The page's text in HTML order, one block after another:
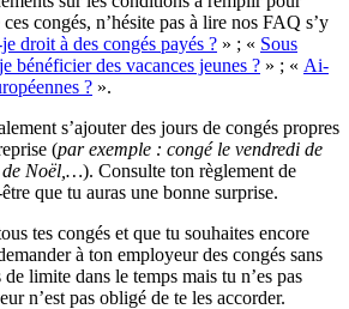
congés, n’hésite pas à lire nos FAQ s’y
droit à des congés payés ? » ; « Sous
bénéficier des vacances jeunes ? » ; « Ai-
? ».
s’ajouter des jours de congés propres
(par exemple : congé le vendredi de
de Noël,…). Consulte ton règlement de
que tu auras une bonne surprise.
tes congés et que tu souhaites encore
à ton employeur des congés sans
limite dans le temps mais tu n’es pas
n’est pas obligé de te les accorder.